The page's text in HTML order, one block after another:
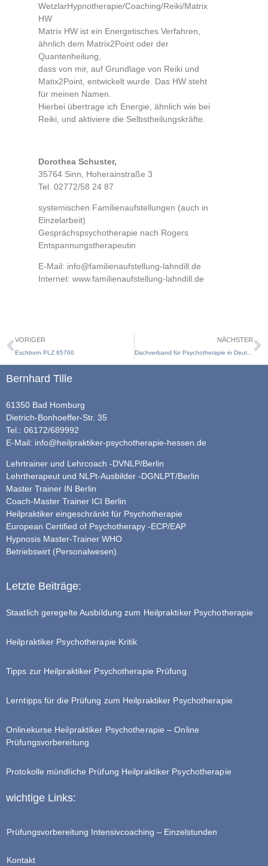
WetzlarHypnotherapie/Coaching/Reiki/Matrix
HW
Matrix HW ist ein Energetisches Verfahren,
ähnlich dem Matrix2Point oder der
Quantenheilung,
dass von mir, auf Grundlage von Reiki und
Matix2Point, entwickelt wurde. Das HW steht
für meinen Namen.
Hierbei übertrage ich Energie, ähnlich wie bei
Reiki, und aktiviere die Selbstheilungskräfte.
Dorothea Schuster,
35764 Sinn, Hoherainstraße 3
Tel. 02772/58 24 87
systemischen Familienaufstellungen (auch in
Einzelarbeit)
Gesprächspsychotherapie nach Rogers
Entspannungstherapeutin
E-Mail: info@familienaufstellung-lahndill.de
Internet: www.familienaufstellung-lahndill.de
VORIGER
Eschborn PLZ 65760
NÄCHSTER
Dachverband für Psychotherapie in Deutschland
Bernhard Tille
61350 Bad Homburg
Dietrich-Bonhoeffer-Str. 35
Tel.: 06172/689992
E-Mail: info@heilpraktiker-psychotherapie-hessen.de
Lehrtrainer und Lehrcoach -DVNLP/Berlin
Lehrtherapeut und NLPt-Ausbilder -DGNLPT/Berlin
Master Trainer IN Berlin
Coach-Master Trainer ICI Berlin
Heilpraktiker eingeschränkt für Psychotherapie
European Certified of Psychotherapy -ECP/EAP
Hypnosis Master-Trainer WHO
Betriebswirt (Personalwesen).
Letzte Beiträge:
Staatlich geregelte Ausbildung zum Heilpraktiker Psychotherapie
Heilpraktiker Psychotherapie Kritik
Tipps zur Heilpraktiker Psychotherapie Prüfung
Lerntipps für die Prüfung zum Heilpraktiker Psychotherapie
Onlinekurse Heilpraktiker Psychotherapie – Online
Prüfungsvorbereitung
Protokolle mündliche Prüfung Heilpraktiker Psychotherapie
wichtige Links:
Prüfungsvorbereitung Intensivcoaching – Einzelstunden
Kontakt